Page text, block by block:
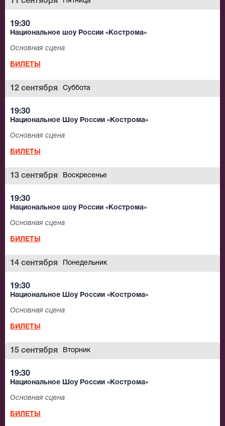
19:30
Национальное шоу России «Кострома»
Основная сцена
БИЛЕТЫ
12 сентября Суббота
19:30
Национальное Шоу России «Кострома»
Основная сцена
БИЛЕТЫ
13 сентября Воскресенье
19:30
Национальное шоу России «Кострома»
Основная сцена
БИЛЕТЫ
14 сентября Понедельник
19:30
Национальное Шоу России «Кострома»
Основная сцена
БИЛЕТЫ
15 сентября Вторник
19:30
Национальное Шоу России «Кострома»
Основная сцена
БИЛЕТЫ